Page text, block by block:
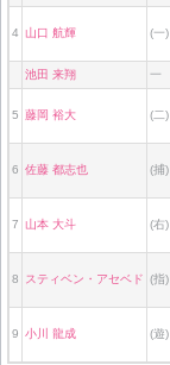
4 山口 航輝 (一)
池田 来翔 一
5 藤岡 裕大 (二)
6 佐藤 都志也 (捕)
7 山本 大斗 (右)
8 スティベン・アセベド (指)
9 小川 龍成 (遊)